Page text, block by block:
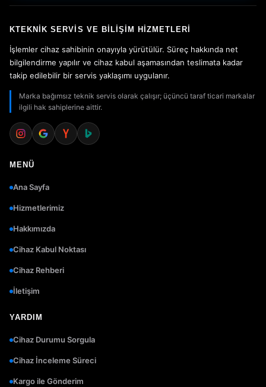
KTEKNIK SERVIS VE BILIŞIM HIZMETLERI
İşlemler cihaz sahibinin onayıyla yürütülür. Süreç hakkında net
bilgilendirme yapılır ve cihaz kabul aşamasından teslimata kadar
takip edilebilir bir servis yaklaşımı uygulanır.
Marka bağımsız teknik servis olarak çalışır; üçüncü taraf ticari markalar
ilgili hak sahiplerine aittir.
MENÜ
Ana Sayfa
Hizmetlerimiz
Hakkımızda
Cihaz Kabul Noktası
Cihaz Rehberi
İletişim
YARDIM
Cihaz Durumu Sorgula
Cihaz İnceleme Süreci
Kargo ile Gönderim